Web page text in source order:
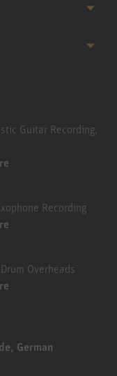
Guitar Recording,
Recording
Overheads
German